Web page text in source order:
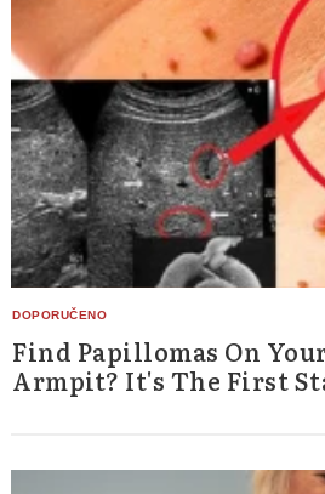
Find Papillomas On
Armpit? It's The First